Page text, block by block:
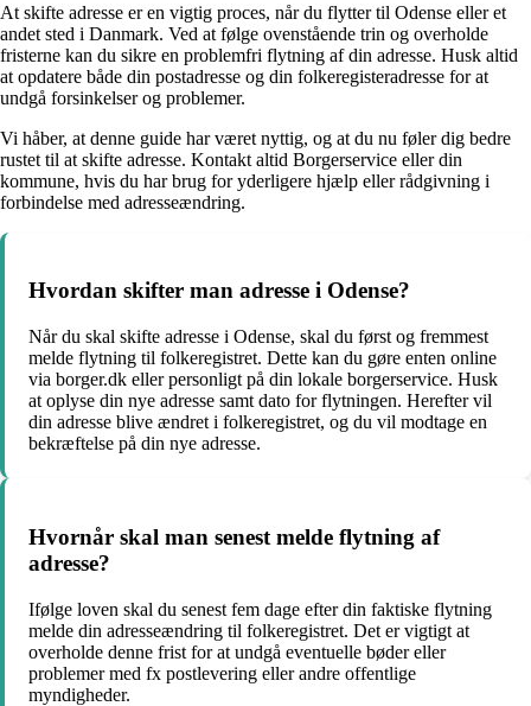
At skifte adresse er en vigtig proces, når du flytter til Odense eller et
andet sted i Danmark. Ved at følge ovenstående trin og overholde
fristerne kan du sikre en problemfri flytning af din adresse. Husk altid
at opdatere både din postadresse og din folkeregisteradresse for at
undgå forsinkelser og problemer.
Vi håber, at denne guide har været nyttig, og at du nu føler dig bedre
rustet til at skifte adresse. Kontakt altid Borgerservice eller din
kommune, hvis du har brug for yderligere hjælp eller rådgivning i
forbindelse med adresseændring.
Hvordan skifter man adresse i Odense?
Når du skal skifte adresse i Odense, skal du først og fremmest
melde flytning til folkeregistret. Dette kan du gøre enten online
via borger.dk eller personligt på din lokale borgerservice. Husk
at oplyse din nye adresse samt dato for flytningen. Herefter vil
din adresse blive ændret i folkeregistret, og du vil modtage en
bekræftelse på din nye adresse.
Hvornår skal man senest melde flytning af
adresse?
Ifølge loven skal du senest fem dage efter din faktiske flytning
melde din adresseændring til folkeregistret. Det er vigtigt at
overholde denne frist for at undgå eventuelle bøder eller
problemer med fx postlevering eller andre offentlige
myndigheder.